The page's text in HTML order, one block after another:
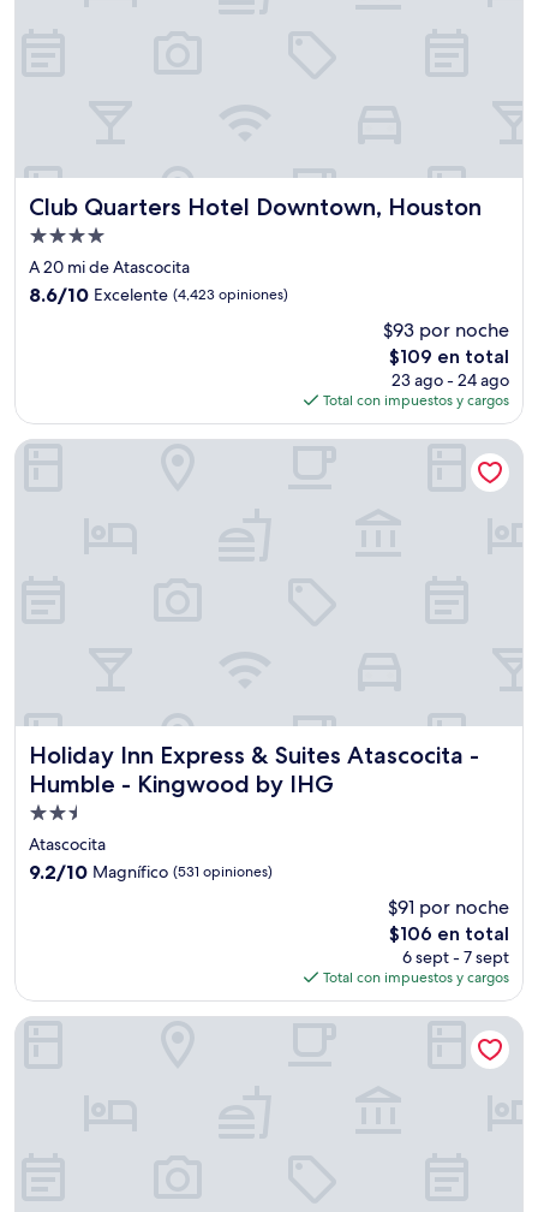
Club Quarters Hotel Downtown, Houston
Club Quarters Hotel Downtown, Houston
Propiedad
de
4.0
A 20 mi de Atascocita
8.6
8.6/10 Excelente (4,423 opiniones)
$93 por noche
El
precio
actual
es
de
$109 en total
23 ago - 24 ago
Total con impuestos y cargos
Holiday Inn Express & Suites Atascocita -
Humble - Kingwood by IHG
Holiday Inn Express & Suites Atascocita - Humble -
Propiedad
de
2.5
estrellas
Atascocita
9.2
9.2/10 Magnífico (531 opiniones)
$91 por noche
El
precio
actual
es
de
$106 en total
6 sept - 7 sept
Total con impuestos y cargos
Holiday Inn Express & Suites Atascocita - Humble -
SpringHill Suites by Marriott Houston Intercontinental Arprt